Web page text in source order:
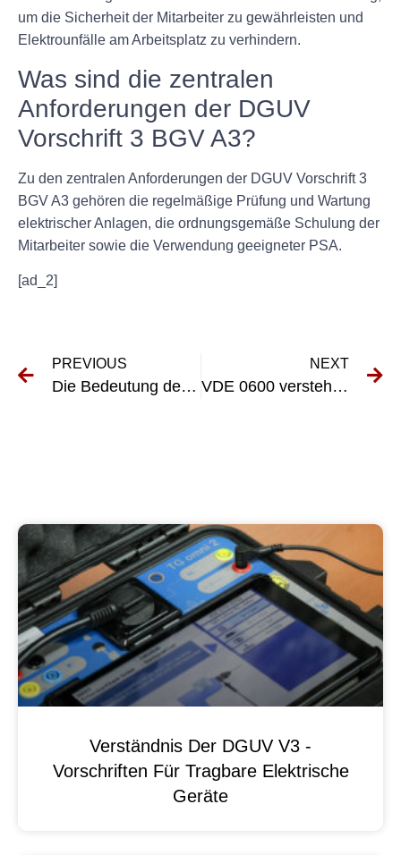
um die Sicherheit der Mitarbeiter zu gewährleisten und
Elektrounfälle am Arbeitsplatz zu verhindern.
Was sind die zentralen
Anforderungen der DGUV
Vorschrift 3 BGV A3?
Zu den zentralen Anforderungen der DGUV Vorschrift 3
BGV A3 gehören die regelmäßige Prüfung und Wartung
elektrischer Anlagen, die ordnungsgemäße Schulung der
Mitarbeiter sowie die Verwendung geeigneter PSA.
[ad_2]
PREVIOUS
Die Bedeutung der Wiederholungsprüfung nach VDE 0113 für die elektrische Sicherheit verstehen
NEXT
VDE 0600 verstehen: Die Grundlagen der elektrischen Sicherheitsstandards
Verständnis Der DGUV V3 -
Vorschriften Für Tragbare Elektrische
Geräte